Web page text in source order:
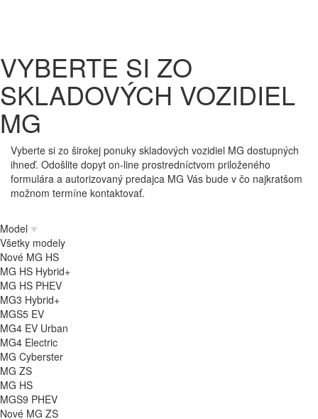
VYBERTE SI ZO
SKLADOVÝCH VOZIDIEL
MG
Vyberte si zo širokej ponuky skladových vozidiel MG dostupných
ihneď. Odošlite dopyt on-line prostredníctvom priloženého
formulára a autorizovaný predajca MG Vás bude v čo najkratšom
možnom termíne kontaktovať.
Model
Všetky modely
Nové MG HS
MG HS Hybrid+
MG HS PHEV
MG3 Hybrid+
MGS5 EV
MG4 EV Urban
MG4 Electric
MG Cyberster
MG ZS
MG HS
MGS9 PHEV
Nové MG ZS